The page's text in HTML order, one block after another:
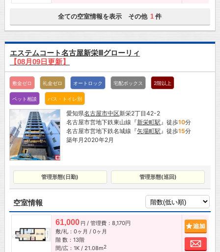
全ての空室情報を表示 その他 1 件
エステムコート名古屋新栄Ⅲグローリィ
【08月09日更新】
敷金ゼロ 礼金ゼロ オートロック 宅配ボックス 2階以上
ペット相談 バス・トイレ別
愛知県名古屋市中区新栄2丁目42-2
名古屋市営地下鉄東山線『新栄町駅 』徒歩10分
名古屋市営地下鉄名城線『矢場町駅 』徒歩15分
築年月2020年2月
管理形態(日勤) 管理形態(巡回)
空室情報
61,000 円 / 管理費：8,170円
敷/礼：0ヶ月 / 0ヶ月
階 数：13階
間/広：1K / 21.08m2
お